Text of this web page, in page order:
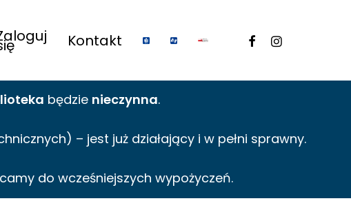
Kontakt facebookinstagram
będzie nieczynna.
– jest już działający i w pełni sprawny.
do wcześniejszych wypożyczeń.